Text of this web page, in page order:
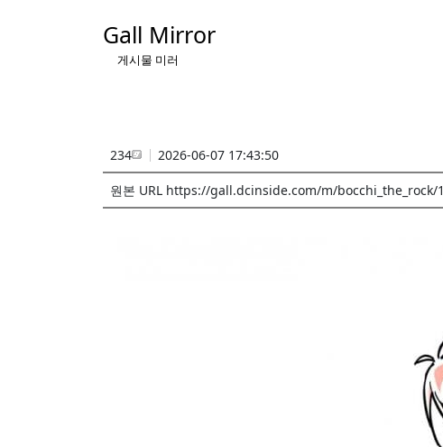
Gall Mirror
게시물 미러
234 2026-06-07 17:43:50
원본 URL https://gall.dcinside.com/m/bocchi_the_rock/